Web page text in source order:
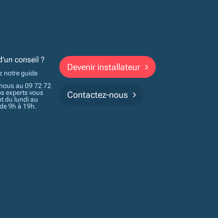
conseil ?
notre guide
au 09 72 72
experts vous
du lundi au
9h à 19h.
Devenir installateur
Contactez-nous